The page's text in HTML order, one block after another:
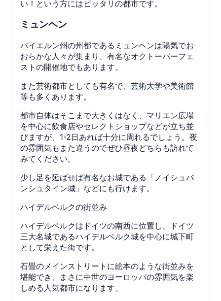
い！という方にはピッタリの都市です。
ミュンヘン
バイエルン州の州都であるミュンヘンは陽気でお
おらかな人々が集まり、有名なオクトーバーフェ
ストの開催地でもあります。
また芸術都市としても有名で、芸術大学や美術館
等も多くあります。
都市自体はそこまで大きくはなく、マリエン広場
を中心に飲食店やセレクトショップなどが立ち並
びますが、1-2日あれば十分に周れるでしょう。夜
の雰囲気もまた違うのでぜひ昼夜どちらも訪れて
みてください。
少し足を延ばせば有名なお城である「ノイシュバ
ンシュタイン城」などにも行けます。
ハイデルベルクの街並み
ハイデルベルクはドイツの南西に位置し、ドイツ
三大名城であるハイデルベルク城を中心に城下町
として栄えた街です。
石畳のメインストリートに絵本のような街並みを
堪能でき、まさに中世のヨーロッパの雰囲気を楽
しめる人気都市になります。